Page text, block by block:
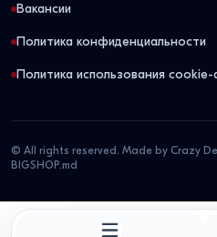
Вакансии
Политика конфиденциальности
Политика использования
© All rights reserved. Made by Crazy
BIGSHOP.md